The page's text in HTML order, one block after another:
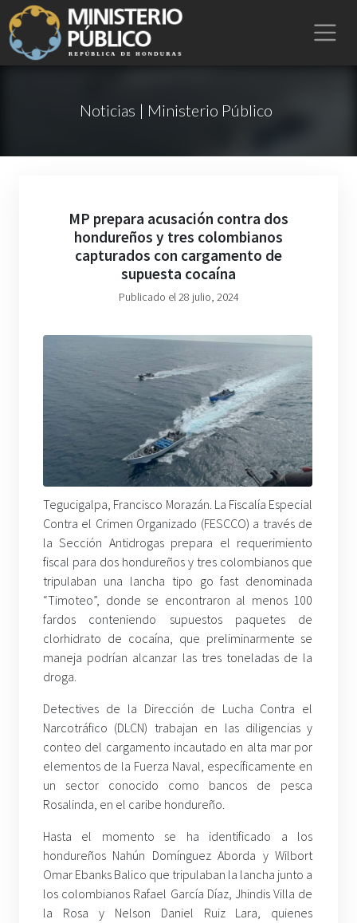
Noticias | Ministerio Público
MP prepara acusación contra dos
hondureños y tres colombianos
capturados con cargamento de
supuesta cocaína
Publicado el 28 julio, 2024
Tegucigalpa, Francisco Morazán. La Fiscalía Especial
Contra el Crimen Organizado (FESCCO) a través de
la Sección Antidrogas prepara el requerimiento
fiscal para dos hondureños y tres colombianos que
tripulaban una lancha tipo go fast denominada
“Timoteo”, donde se encontraron al menos 100
fardos conteniendo supuestos paquetes de
clorhidrato de cocaína, que preliminarmente se
maneja podrían alcanzar las tres toneladas de la
droga.
Detectives de la Dirección de Lucha Contra el
Narcotráfico (DLCN) trabajan en las diligencias y
conteo del cargamento incautado en alta mar por
elementos de la Fuerza Naval, específicamente en
un sector conocido como bancos de pesca
Rosalinda, en el caribe hondureño.
Hasta el momento se ha identificado a los
hondureños Nahún Domínguez Aborda y Wilbort
Omar Ebanks Balico que tripulaban la lancha junto a
los colombianos Rafael García Díaz, Jhindis Villa de
la Rosa y Nelson Daniel Ruiz Lara, quienes